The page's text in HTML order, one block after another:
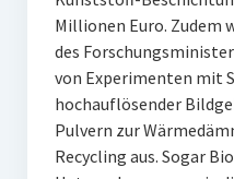
Millionen Euro. Zudem
des
von Experimenten mit
hochauflösender
Pulvern zur
Recycling aus. Sogar